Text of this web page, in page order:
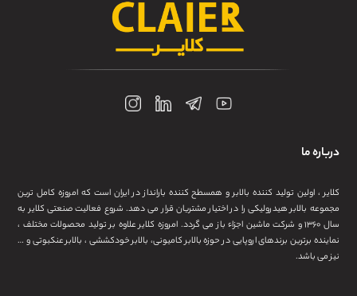
درباره ما
کلایر ، اولین تولید کننده بالابر و همسطح کننده بارانداز در ایران است که امروزه کامل ترین
مجموعه بالابر هیدرولیکی را در اختیار مشتریان قرار می دهد. شروع فعالیت صنعتی کلایر به
سال ۱۳۶۰ و شرکت ماشین اجزاء باز می گردد. امروزه کلایر علاوه بر تولید محصولات مختلف ،
نماینده برترین برندهای اروپایی در حوزه بالابر کامیونی، بالابر خودکششی ، بالابر عنکبوتی و …
نیز می باشد.